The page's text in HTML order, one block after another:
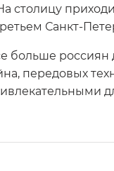
столицу
Санкт-
больше
передовых